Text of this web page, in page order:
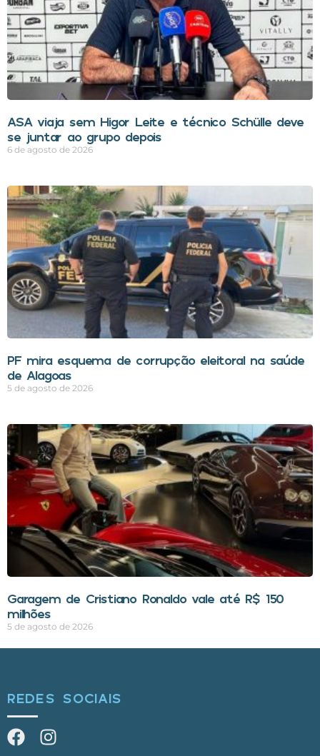
ASA viaja sem Higor Leite e técnico Schülle deve
se juntar ao grupo depois
6 de agosto de 2026
PF mira esquema de corrupção eleitoral na saúde
de Alagoas
5 de agosto de 2026
Garagem de Cristiano Ronaldo vale até R$ 150
milhões
5 de agosto de 2026
REDES SOCIAIS